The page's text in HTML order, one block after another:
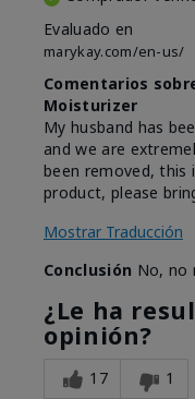
Evaluado en
marykay.com/en-us/
Comentarios
Moisturizer
My husband has
and we are
been removed, this
product, please
Mostrar Traducción
Conclusión No, no
¿Le ha
opinión?
17 1